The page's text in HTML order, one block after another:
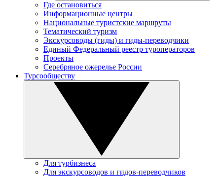
Где остановиться
Информационные центры
Национальные туристские маршруты
Тематический туризм
Экскурсоводы (гиды) и гиды-переводчики
Единый Федеральный реестр туроператоров
Проекты
Серебряное ожерелье России
Турсообществу
Для турбизнеса
Для экскурсоводов и гидов-переводчиков